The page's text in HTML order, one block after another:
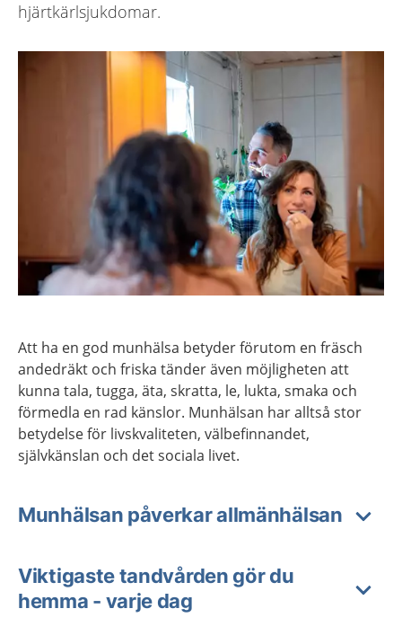
hjärtkärlsjukdomar.
Att ha en god munhälsa betyder förutom en fräsch
andedräkt och friska tänder även möjligheten att
kunna tala, tugga, äta, skratta, le, lukta, smaka och
förmedla en rad känslor. Munhälsan har alltså stor
betydelse för livskvaliteten, välbefinnandet,
självkänslan och det sociala livet.
Munhälsan påverkar allmänhälsan
Viktigaste tandvården gör du
hemma - varje dag